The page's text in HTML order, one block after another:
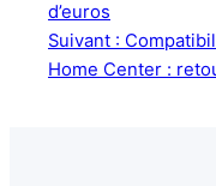
d’euros
Suivant :
Home Center :